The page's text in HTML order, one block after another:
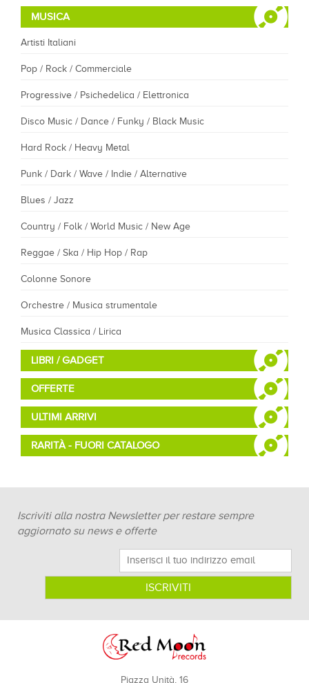
MUSICA
Artisti Italiani
Pop / Rock / Commerciale
Progressive / Psichedelica / Elettronica
Disco Music / Dance / Funky / Black Music
Hard Rock / Heavy Metal
Punk / Dark / Wave / Indie / Alternative
Blues / Jazz
Country / Folk / World Music / New Age
Reggae / Ska / Hip Hop / Rap
Colonne Sonore
Orchestre / Musica strumentale
Musica Classica / Lirica
LIBRI / GADGET
OFFERTE
ULTIMI ARRIVI
RARITÀ - FUORI CATALOGO
Iscriviti alla nostra Newsletter per restare sempre
aggiornato su news e offerte
Piazza Unità, 16